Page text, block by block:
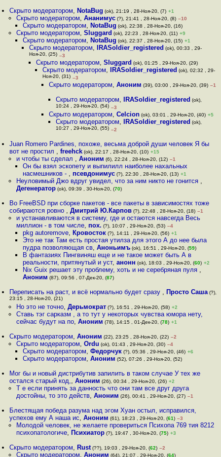
Скрыто модератором, NotaBug (ok), 21:19 , 28-Ноя-20, (7) +1
Скрыто модератором, Ананимус(?), 21:41 , 28-Ноя-20, (8) –10
Скрыто модератором, NotaBug (ok), 22:38 , 28-Ноя-20, (16)
Скрыто модератором, Sluggard (ok), 22:23 , 28-Ноя-20, (11) +9
Скрыто модератором, NotaBug (ok), 22:37 , 28-Ноя-20, (15) +1
Скрыто модератором, IRASoldier_registered (ok), 00:33 , 29-
Ноя-20, (25) –3
Скрыто модератором, Sluggard (ok), 01:25 , 29-Ноя-20, (29)
Скрыто модератором, IRASoldier_registered (ok), 02:32 , 29-
Ноя-20, (31) –3
Скрыто модератором,Аноним (39), 03:00 , 29-Ноя-20, (39) –1
Скрыто модератором, IRASoldier_registered (ok),
10:24 , 29-Ноя-20, (54) –3
Скрыто модератором,Celcion (ok), 03:01 , 29-Ноя-20, (40) +5
Скрыто модератором, IRASoldier_registered (ok),
10:27 , 29-Ноя-20, (55) –2
Juan Romero Pardines, похоже, весьма доброй души человек Я бы
вот не простил ,freehck (ok), 22:17 , 28-Ноя-20, (10) +15
и чтобы ты сделал , Аноним (6), 22:24 , 28-Ноя-20, (12) –1
Он бы взял эскопету и выпилилл наиболее нахальных
насмешников - , псевдонимус(?), 22:30 , 28-Ноя-20, (13) +1
Неуловимый Джо вдруг увидел, что за ним никто не гонится ,
Дегенератор(ok), 09:39 , 30-Ноя-20, (70)
Во FreeBSD при сборке пакетов - все пакеты в зависимостях тоже
собираются ровно ,Дмитрий Ю.Карпов (?), 22:48 , 28-Ноя-20, (18) –1
и устанавливаются в систему, где и остаются навсегда Весь
миллион - в том числе, пох. (?), 10:07 , 29-Ноя-20, (53) –4
pkg autoremove, Кровосток(?), 14:11 , 29-Ноя-20, (56) +1
Это не так Там есть простая утилза для этого А до нее была
пудра позволяющая св, Аноньимъ(ok), 16:51 , 29-Ноя-20, (59)
В фантазиях Пингвиняш еще и не такое может быть А в
реальности, притянутый и уст, анонн (ok), 18:03 , 29-Ноя-20, (60) +2
Nix Guix решает эту проблему, хоть и не серебряная пуля ,
Аноним (87), 09:56 , 07-Дек-20, (87)
Переписать на раст, и всё нормально будет сразу , Просто Саша (?),
23:15 , 28-Ноя-20, (21)
Но это не точно, Дерьмократ(?), 16:51 , 29-Ноя-20, (58) +2
Ставь тэг сарказм , а то тут у некоторых чувства юмора нету,
сейчас будут на по, Аноним (78), 14:15 , 01-Дек-20, (78) +1
Скрыто модератором,Аноним (22), 23:25 , 28-Ноя-20, (22) –2
Скрыто модератором, Ordu (ok), 01:43 , 29-Ноя-20, (30) –4
Скрыто модератором, Федорчук(?), 05:36 , 29-Ноя-20, (46) +6
Скрыто модератором, Аноним (52), 07:26 , 29-Ноя-20, (52)
Мог бы и новый дистрибутив запилить в таком случае У тех же
остался старый код,,Аноним (26), 00:34 , 29-Ноя-20, (26) +2
Т е если принять за данность что они там все друг друга
достойны, то это действ, Аноним (26), 00:41 , 29-Ноя-20, (27) –1
Блестящая победа разума над эгом Хуан остыл, исправился,
успехов ему А наша ис,Аноним (61), 18:23 , 29-Ноя-20, (61) –3
Молодой человек, не желаете провериться Психопа 769 тия 8212
психопатологиче, Психиатор(?), 19:47 , 30-Ноя-20, (75) +3
Скрыто модератором, Rust (??), 19:03 , 29-Ноя-20, (62) –2
Скрыто модератором, Аноним (64), 21:07 , 29-Ноя-20, (64)